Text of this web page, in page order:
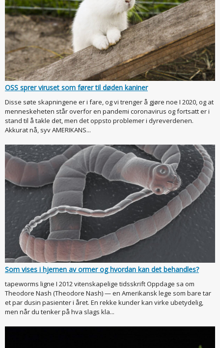
OSS sprer viruset som fører til døden kaniner
Disse søte skapningene er i fare, og vi trenger å gjøre noe I 2020, og at
menneskeheten står overfor en pandemi coronavirus og fortsatt er i
stand til å takle det, men det oppsto problemer i dyreverdenen.
Akkurat nå, syv AMERIKANS...
Som vises i hjernen av ormer og hvordan kan det behandles?
tapeworms ligne I 2012 vitenskapelige tidsskrift Oppdage sa om
Theodore Nash (Theodore Nash) — en Amerikansk lege som bare tar
et par dusin pasienter i året. En rekke kunder kan virke ubetydelig,
men når du tenker på hva slags kla...